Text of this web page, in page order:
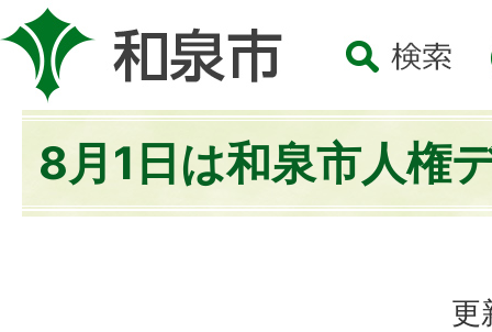
8月1日は和泉市人権
更